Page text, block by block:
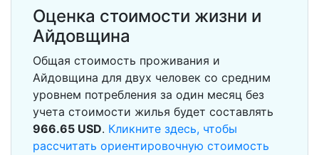
Оценка стоимости жизни и
Айдовщина
Общая стоимость проживания и
Айдовщина для двух человек со средним
уровнем потребления за один месяц без
учета стоимости жилья будет составлять
966.65 USD. Кликните здесь, чтобы
рассчитать ориентировочную стоимость